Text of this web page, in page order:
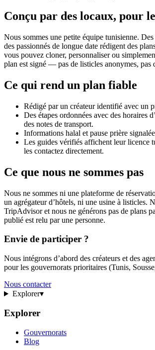
Conçu par des locaux, pour
Nous sommes une petite équipe tunisienne.
des passionnés de longue date rédigent des
vous pouvez cloner, personnaliser ou
plan est signé — pas de listicles anonymes, pas
Ce qui rend un plan fiable
Rédigé par un créateur identifié avec un
Des étapes ordonnées avec des horaires
des notes de transport.
Informations halal et pause prière
Les guides vérifiés affichent leur licence
les contactez directement.
Ce que nous ne sommes pas
Nous ne sommes ni une plateforme de
un agrégateur d’hôtels, ni une usine à listicles.
TripAdvisor et nous ne générons pas de plans
publié est relu par une personne.
Envie de participer ?
Nous intégrons d’abord des créateurs et des
pour les gouvernorats prioritaires (Tunis,
Nous contacter
Explorer▾
Explorer
Gouvernorats
Blog